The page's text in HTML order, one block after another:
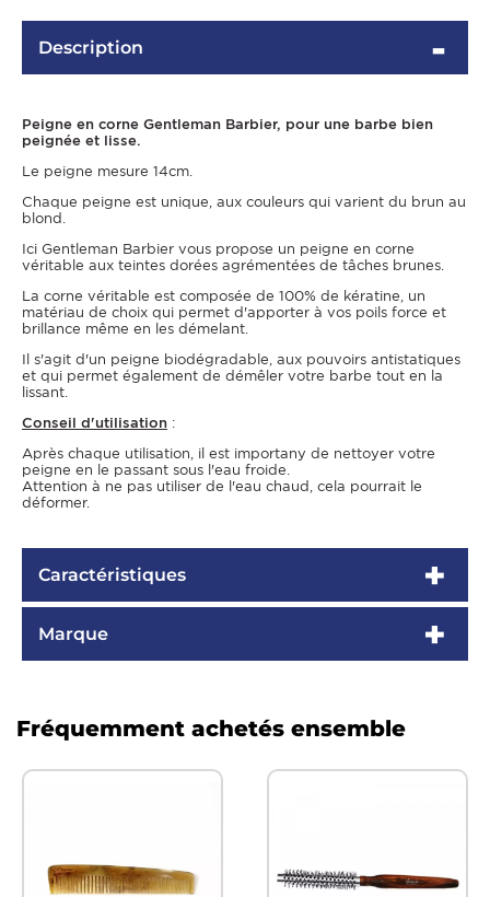
Description
Peigne en corne Gentleman Barbier, pour une barbe bien
peignée et lisse.
Le peigne mesure 14cm.
Chaque peigne est unique, aux couleurs qui varient du brun au
blond.
Ici Gentleman Barbier vous propose un peigne en corne
véritable aux teintes dorées agrémentées de tâches brunes.
La corne véritable est composée de 100% de kératine, un
matériau de choix qui permet d'apporter à vos poils force et
brillance même en les démelant.
Il s'agit d'un peigne biodégradable, aux pouvoirs antistatiques
et qui permet également de démêler votre barbe tout en la
lissant.
Conseil d'utilisation :
Après chaque utilisation, il est importany de nettoyer votre
peigne en le passant sous l'eau froide.
Attention à ne pas utiliser de l'eau chaud, cela pourrait le
déformer.
Caractéristiques
Marque
Fréquemment achetés ensemble